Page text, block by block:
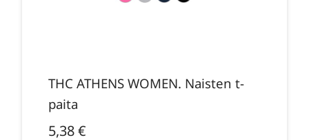
THC ATHENS WOMEN. Naisten t-
paita
5,38€